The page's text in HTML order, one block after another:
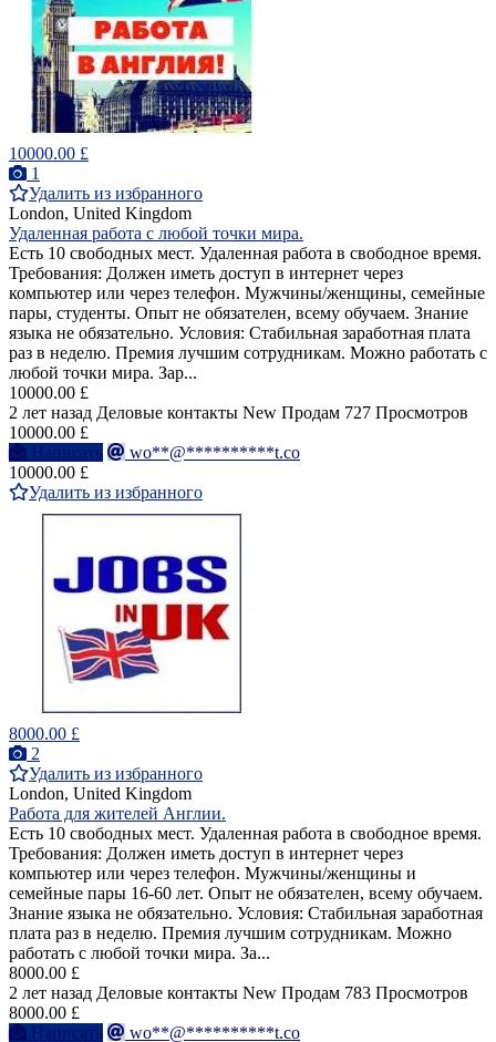
10000.00 £
1
Удалить из избранного
London, United Kingdom
Удаленная работа с любой точки мира.
Есть 10 свободных мест. Удаленная работа в свободное время.
Требования: Должен иметь доступ в интернет через
компьютер или через телефон. Мужчины/женщины, семейные
пары, студенты. Опыт не обязателен, всему обучаем. Знание
языка не обязательно. Условия: Стабильная заработная плата
раз в неделю. Премия лучшим сотрудникам. Можно работать с
любой точки мира. Зар...
10000.00 £
2 лет назад Деловые контакты New Продам 727 Просмотров
10000.00 £
Написать
wo**@**********t.co
10000.00 £
Удалить из избранного
8000.00 £
2
Удалить из избранного
London, United Kingdom
Работа для жителей Англии.
Есть 10 свободных мест. Удаленная работа в свободное время.
Требования: Должен иметь доступ в интернет через
компьютер или через телефон. Мужчины/женщины и
семейные пары 16-60 лет. Опыт не обязателен, всему обучаем.
Знание языка не обязательно. Условия: Стабильная заработная
плата раз в неделю. Премия лучшим сотрудникам. Можно
работать с любой точки мира. За...
8000.00 £
2 лет назад Деловые контакты New Продам 783 Просмотров
8000.00 £
Написать
wo**@**********t.co